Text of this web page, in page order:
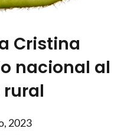
Cristina
nacional al
2023